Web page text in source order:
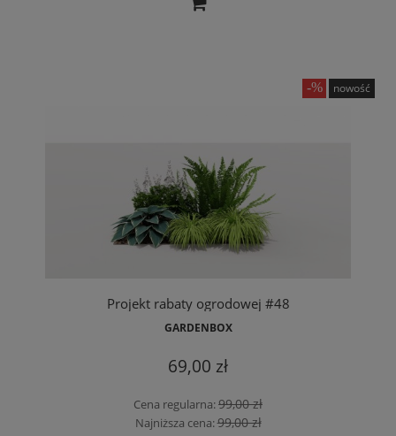
Projekt rabaty ogrodowej #48
GARDENBOX
69,00 zł
Cena regularna:99,00 zł
Najniższa cena:99,00 zł
nowość